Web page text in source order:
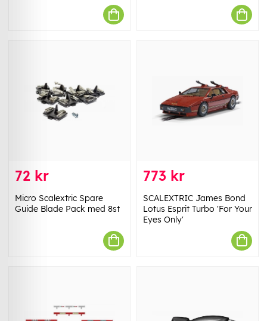
72 kr
Micro Scalextric Spare
Guide Blade Pack med 8st
773 kr
SCALEXTRIC James Bond
Lotus Esprit Turbo 'For Your
Eyes Only'